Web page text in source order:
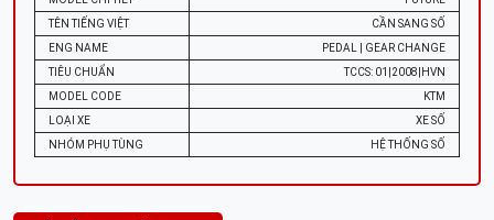
TÊN TIẾNG VIỆT
CẦN SANG SỐ
ENG NAME
PEDAL | GEAR CHANGE
TIÊU CHUẨN
TCCS: 01|2008|HVN
MODEL CODE
KTM
LOẠI XE
XE SỐ
NHÓM PHỤ TÙNG
HỆ THỐNG SỐ